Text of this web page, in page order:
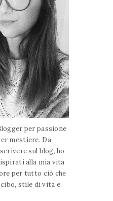
per passione
mestiere. Da
sul blog, ho
alla mia vita
per tutto ciò che
cibo, stile di vita e